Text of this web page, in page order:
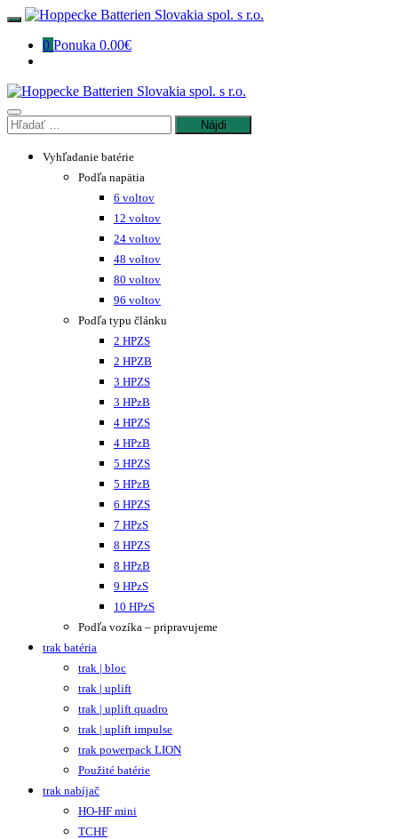
Preskočiť
obsah
0 Ponuka 0.00€
Hľadať:
Vyhľadanie batérie
Podľa napätia
6 voltov
12 voltov
24 voltov
48 voltov
80 voltov
96 voltov
Podľa typu článku
2 HPZS
2 HPZB
3 HPZS
3 HPzB
4 HPZS
4 HPzB
5 HPZS
5 HPzB
6 HPZS
7 HPzS
8 HPZS
8 HPzB
9 HPzS
10 HPzS
Podľa vozíka – pripravujeme
trak batéria
trak | bloc
trak | uplift
trak | uplift quadro
trak | uplift impulse
trak powerpack LION
Použité batérie
trak nabíjač
HO-HF mini
TCHF